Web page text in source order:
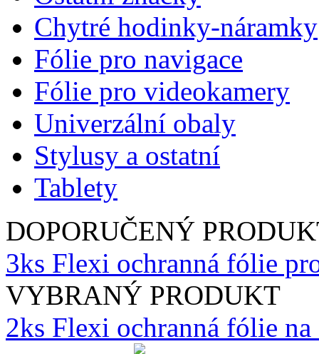
Chytré hodinky-náramky
Fólie pro navigace
Fólie pro videokamery
Univerzální obaly
Stylusy a ostatní
Tablety
DOPORUČENÝ
3ks Flexi ochranná fólie
VYBRANÝ PRODUKT
2ks Flexi ochranná fólie